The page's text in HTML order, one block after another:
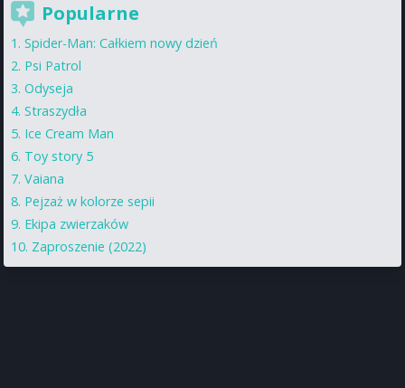
Popularne
Spider-Man: Całkiem nowy dzień
Psi Patrol
Odyseja
Straszydła
Ice Cream Man
Toy story 5
Vaiana
Pejzaż w kolorze sepii
Ekipa zwierzaków
Zaproszenie (2022)